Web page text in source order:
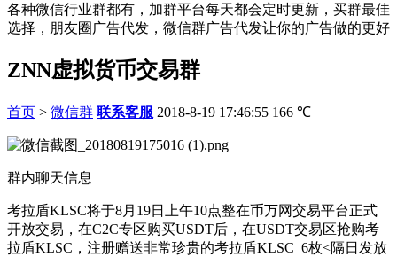
各种微信行业群都有，加群平台每天都会定时更新，买群最佳
选择，朋友圈广告代发，微信群广告代发让你的广告做的更好
ZNN虚拟货币交易群
首页 > 微信群 联系客服 2018-8-19 17:46:55 166 ℃
群内聊天信息
考拉盾KLSC将于8月19日上午10点整在币万网交易平台正式
开放交易，在C2C专区购买USDT后，在USDT交易区抢购考
拉盾KLSC，注册赠送非常珍贵的考拉盾KLSC 6枚<隔日发放